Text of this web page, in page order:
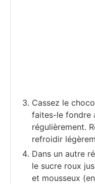
Cassez le
faites-le fondre
régulièrement.
refroidir
Dans un autre
le sucre roux
et mousseux